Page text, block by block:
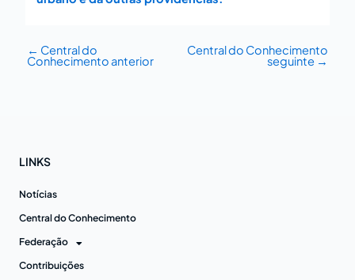
← Central do
Conhecimento anterior
Central do Conhecimento
seguinte →
LINKS
Notícias
Central do Conhecimento
Federação
Contribuições